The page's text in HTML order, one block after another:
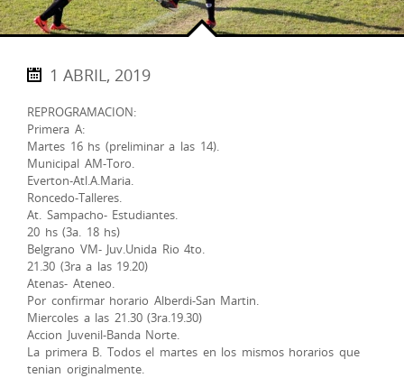
1 ABRIL, 2019
REPROGRAMACION:
Primera A:
Martes 16 hs (preliminar a las 14).
Municipal AM-Toro.
Everton-Atl.A.Maria.
Roncedo-Talleres.
At. Sampacho- Estudiantes.
20 hs (3a. 18 hs)
Belgrano VM- Juv.Unida Rio 4to.
21.30 (3ra a las 19.20)
Atenas- Ateneo.
Por confirmar horario Alberdi-San Martin.
Miercoles a las 21.30 (3ra.19.30)
Accion Juvenil-Banda Norte.
La primera B. Todos el martes en los mismos horarios que
tenian originalmente.